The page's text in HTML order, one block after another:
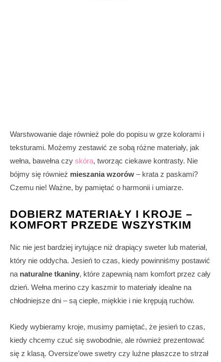
Warstwowanie daje również pole do popisu w grze kolorami i
teksturami. Możemy zestawić ze sobą różne materiały, jak
wełna, bawełna czy skóra, tworząc ciekawe kontrasty. Nie
bójmy się również mieszania wzorów – krata z paskami?
Czemu nie! Ważne, by pamiętać o harmonii i umiarze.
DOBIERZ MATERIAŁY I KROJE –
KOMFORT PRZEDE WSZYSTKIM
Nic nie jest bardziej irytujące niż drapiący sweter lub materiał,
który nie oddycha. Jesień to czas, kiedy powinniśmy postawić
na naturalne tkaniny, które zapewnią nam komfort przez cały
dzień. Wełna merino czy kaszmir to materiały idealne na
chłodniejsze dni – są ciepłe, miękkie i nie krępują ruchów.
Kiedy wybieramy kroje, musimy pamiętać, że jesień to czas,
kiedy chcemy czuć się swobodnie, ale również prezentować
się z klasą. Oversize’owe swetry czy luźne płaszcze to strzał